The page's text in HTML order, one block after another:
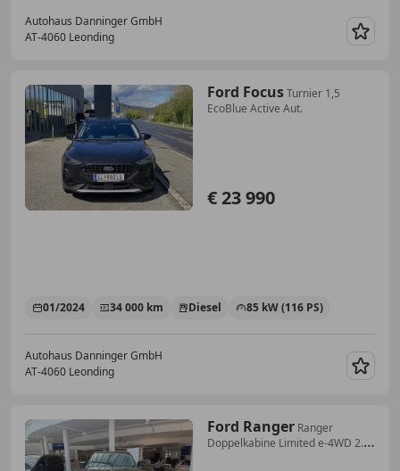
Autohaus Danninger GmbH
AT-4060 Leonding
Ford FocusTurnier 1,5
EcoBlue Active Aut.
€ 23 990
01/2024 34 000 km Diesel 85 kW (116 PS)
Autohaus Danninger GmbH
AT-4060 Leonding
Ford Ranger Ranger
Doppelkabine Limited e-4WD 2.3